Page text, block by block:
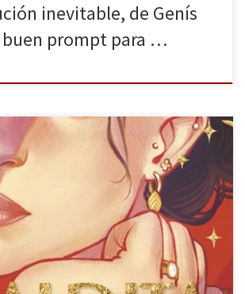
inevitable, de Genís
buen prompt para …
última novela de Myriam M. Lejardi publicada
literatura ha tendido a explorar la naturaleza
motivaciones tras sus actos, los desasosiegos
Así tenemos interesantes personajes literarios
de El conde de Montecristo, Crimen y […]